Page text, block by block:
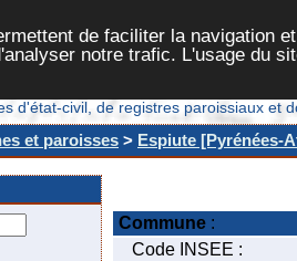
de faciliter la navigation
notre trafic. L'usage du
d'état-civil, de registres paroissiaux et
et paroisses > Espiute [Pyrénées-
Commune :
Code INSEE :